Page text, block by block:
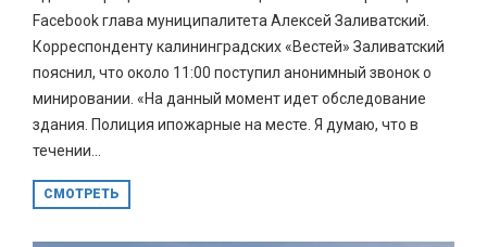
Facebook глава муниципалитета Алексей Заливатский.
Корреспонденту калининградских «Вестей» Заливатский
пояснил, что около 11:00 поступил анонимный звонок о
минировании. «На данный момент идет обследование
здания. Полиция ипожарные на месте. Я думаю, что в
течении...
СМОТРЕТЬ